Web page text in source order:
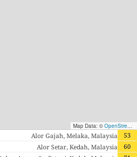
Map Data: ©OpenStreetMap contributors
53
Alor Gajah, Melaka, Malaysia
60
Alor Setar, Kedah, Malaysia